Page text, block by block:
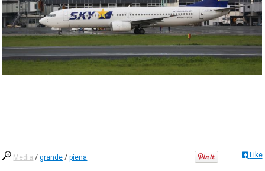
Media /grande /piena Like